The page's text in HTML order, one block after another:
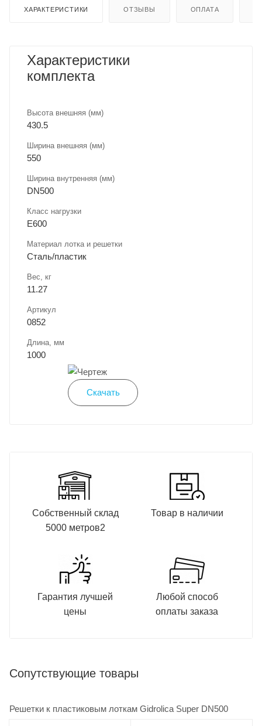
ХАРАКТЕРИСТИКИ ОТЗЫВЫ ОПЛАТА
Характеристики
комплекта
Высота внешняя (мм)
430.5
Ширина внешняя (мм)
550
Ширина внутренняя (мм)
DN500
Класс нагрузки
E600
Материал лотка и решетки
Сталь/пластик
Вес, кг
11.27
Артикул
0852
Длина, мм
1000
Скачать
Собственный склад
5000 метров2
Товар в наличии
Гарантия лучшей
цены
Любой способ
оплаты заказа
Сопутствующие товары
Решетки к пластиковым лоткам Gidrolica Super DN500